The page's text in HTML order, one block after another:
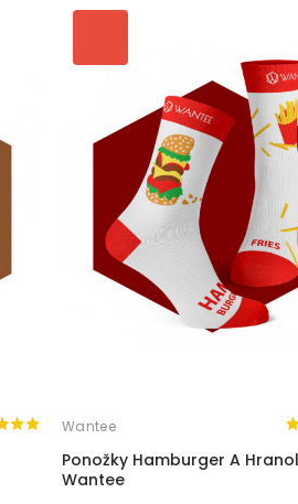
Wantee
Ponožky Hamburger A
Wantee